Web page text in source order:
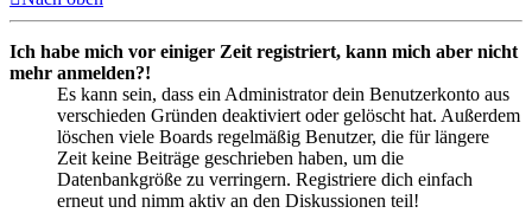
Ich habe mich vor einiger Zeit registriert, kann mich aber nicht
mehr anmelden?!
Es kann sein, dass ein Administrator dein Benutzerkonto aus
verschieden Gründen deaktiviert oder gelöscht hat. Außerdem
löschen viele Boards regelmäßig Benutzer, die für längere
Zeit keine Beiträge geschrieben haben, um die
Datenbankgröße zu verringern. Registriere dich einfach
erneut und nimm aktiv an den Diskussionen teil!